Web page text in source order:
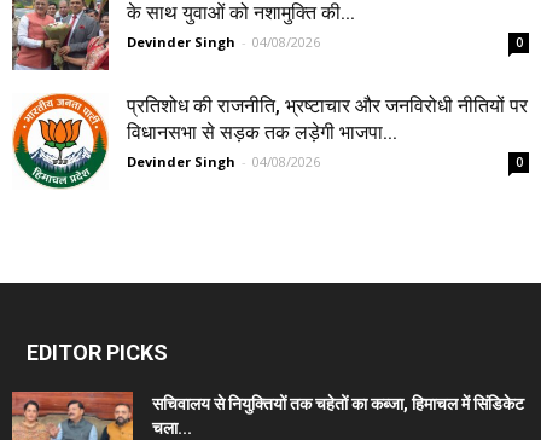
के साथ युवाओं को नशामुक्ति की...
Devinder Singh - 04/08/2026 0
प्रतिशोध की राजनीति, भ्रष्टाचार और जनविरोधी नीतियों पर
विधानसभा से सड़क तक लड़ेगी भाजपा...
Devinder Singh - 04/08/2026 0
EDITOR PICKS
सचिवालय से नियुक्तियों तक चहेतों का कब्जा, हिमाचल में सिंडिकेट
चला...